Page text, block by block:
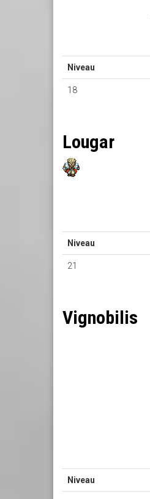
Niveau
18
Lougar
Niveau
21
Vignobilis
Niveau